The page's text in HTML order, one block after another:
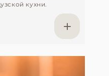
кухни.